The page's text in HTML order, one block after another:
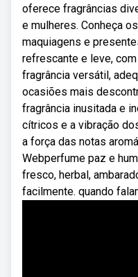
oferece fragrâncias
e mulheres. Conheça
maquiagens e
refrescante e leve,
fragrância versátil,
ocasiões mais
fragrância inusitada e
cítricos e a vibração
a força das notas
Webperfume paz e
fresco, herbal,
facilmente. quando